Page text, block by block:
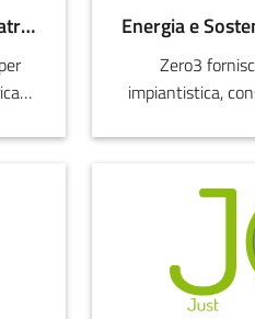
Digitale, Energia e Sostenibilità, Meccatronica e Materiali
e
e
Zero3
impiantistica,
termografiche;